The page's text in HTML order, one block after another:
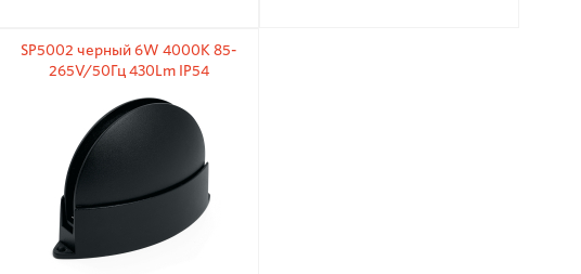
SP5002 черный 6W 4000К 85-
265V/50Гц 430Lm IP54